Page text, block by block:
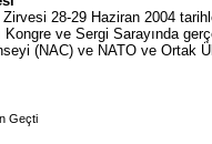
28-29 Haziran 2004
Kongre ve Sergi Sarayında
(NAC) ve NATO ve Ortak
Geçti